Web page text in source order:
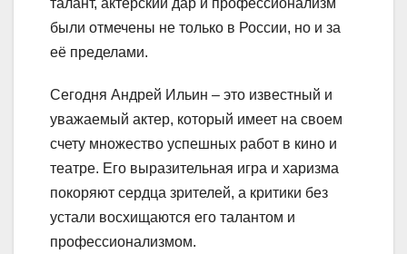
талант, актерский дар и профессионализм
были отмечены не только в России, но и за
её пределами.
Сегодня Андрей Ильин – это известный и
уважаемый актер, который имеет на своем
счету множество успешных работ в кино и
театре. Его выразительная игра и харизма
покоряют сердца зрителей, а критики без
устали восхищаются его талантом и
профессионализмом.